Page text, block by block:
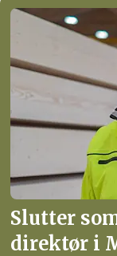
Slutter
direktør i